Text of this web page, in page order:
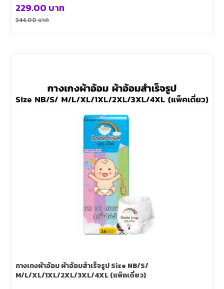
344.00บาท
229.00 บาท
กางเกงผ้าอ้อม ผ้าอ้อมสำเร็จรูป Size NB/S/
M/L/XL/1XL/2XL/3XL/4XL (แพ๊คเดี่ยว)